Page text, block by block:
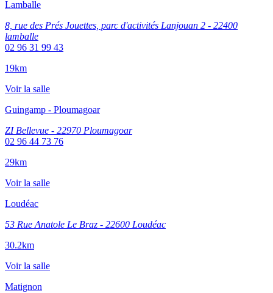
Lamballe
8, rue des Prés Jouettes, parc d'activités Lanjouan 2 - 22400
lamballe
02 96 31 99 43
19km
Voir la salle
Guingamp - Ploumagoar
ZI Bellevue - 22970 Ploumagoar
02 96 44 73 76
29km
Voir la salle
Loudéac
53 Rue Anatole Le Braz - 22600 Loudéac
30.2km
Voir la salle
Matignon